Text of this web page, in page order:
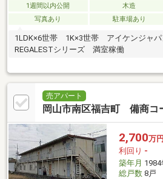
1週間以内公開 木造
写真あり
駐車場あり
1LDK×6世帯 1K×3世帯 アイケンジャ
REGALESTシリーズ 満室稼働
売アパート
岡山市南区福吉町 備商コ
2,700万円
利回り -
築年月
総戸数8戸